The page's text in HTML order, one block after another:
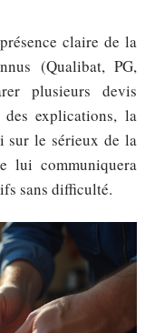
claire de la
(Qualibat, PG,
plusieurs devis
explications, la
sur le sérieux de la
lui communiquera
sans difficulté.